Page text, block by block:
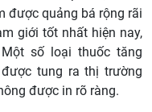
được quảng bá rộng rãi
giới tốt nhất hiện nay,
số loại thuốc tăng
tung ra thị trường
được in rõ ràng.